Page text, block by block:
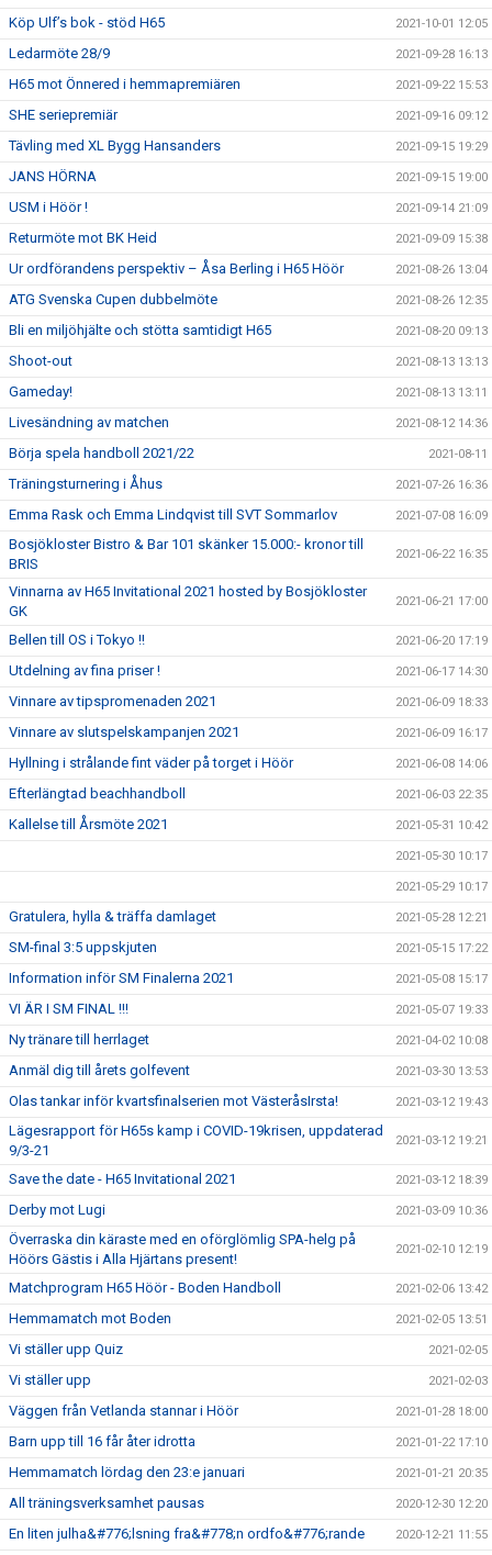
Köp Ulf’s bok - stöd H65 2021-10-01 12:05
Ledarmöte 28/9 2021-09-28 16:13
H65 mot Önnered i hemmapremiären 2021-09-22 15:53
SHE seriepremiär 2021-09-16 09:12
Tävling med XL Bygg Hansanders 2021-09-15 19:29
JANS HÖRNA 2021-09-15 19:00
USM i Höör ! 2021-09-14 21:09
Returmöte mot BK Heid 2021-09-09 15:38
Ur ordförandens perspektiv – Åsa Berling i H65 Höör 2021-08-26 13:04
ATG Svenska Cupen dubbelmöte 2021-08-26 12:35
Bli en miljöhjälte och stötta samtidigt H65 2021-08-20 09:13
Shoot-out 2021-08-13 13:13
Gameday! 2021-08-13 13:11
Livesändning av matchen 2021-08-12 14:36
Börja spela handboll 2021/22 2021-08-11
Träningsturnering i Åhus 2021-07-26 16:36
Emma Rask och Emma Lindqvist till SVT Sommarlov 2021-07-08 16:09
Bosjökloster Bistro & Bar 101 skänker 15.000:- kronor till
BRIS
2021-06-22 16:35
Vinnarna av H65 Invitational 2021 hosted by Bosjökloster
GK
2021-06-21 17:00
Bellen till OS i Tokyo !! 2021-06-20 17:19
Utdelning av fina priser ! 2021-06-17 14:30
Vinnare av tipspromenaden 2021 2021-06-09 18:33
Vinnare av slutspelskampanjen 2021 2021-06-09 16:17
Hyllning i strålande fint väder på torget i Höör 2021-06-08 14:06
Efterlängtad beachhandboll 2021-06-03 22:35
Kallelse till Årsmöte 2021 2021-05-31 10:42
2021-05-30 10:17
2021-05-29 10:17
Gratulera, hylla & träffa damlaget 2021-05-28 12:21
SM-final 3:5 uppskjuten 2021-05-15 17:22
Information inför SM Finalerna 2021 2021-05-08 15:17
VI ÄR I SM FINAL !!! 2021-05-07 19:33
Ny tränare till herrlaget 2021-04-02 10:08
Anmäl dig till årets golfevent 2021-03-30 13:53
Olas tankar inför kvartsfinalserien mot VästeråsIrsta! 2021-03-12 19:43
Lägesrapport för H65s kamp i COVID-19krisen, uppdaterad
9/3-21
2021-03-12 19:21
Save the date - H65 Invitational 2021 2021-03-12 18:39
Derby mot Lugi 2021-03-09 10:36
Överraska din käraste med en oförglömlig SPA-helg på
Höörs Gästis i Alla Hjärtans present!
2021-02-10 12:19
Matchprogram H65 Höör - Boden Handboll 2021-02-06 13:42
Hemmamatch mot Boden 2021-02-05 13:51
Vi ställer upp Quiz 2021-02-05
Vi ställer upp 2021-02-03
Väggen från Vetlanda stannar i Höör 2021-01-28 18:00
Barn upp till 16 får åter idrotta 2021-01-22 17:10
Hemmamatch lördag den 23:e januari 2021-01-21 20:35
All träningsverksamhet pausas 2020-12-30 12:20
En liten julha&#776;lsning fra&#778;n ordfo&#776;rande 2020-12-21 11:55